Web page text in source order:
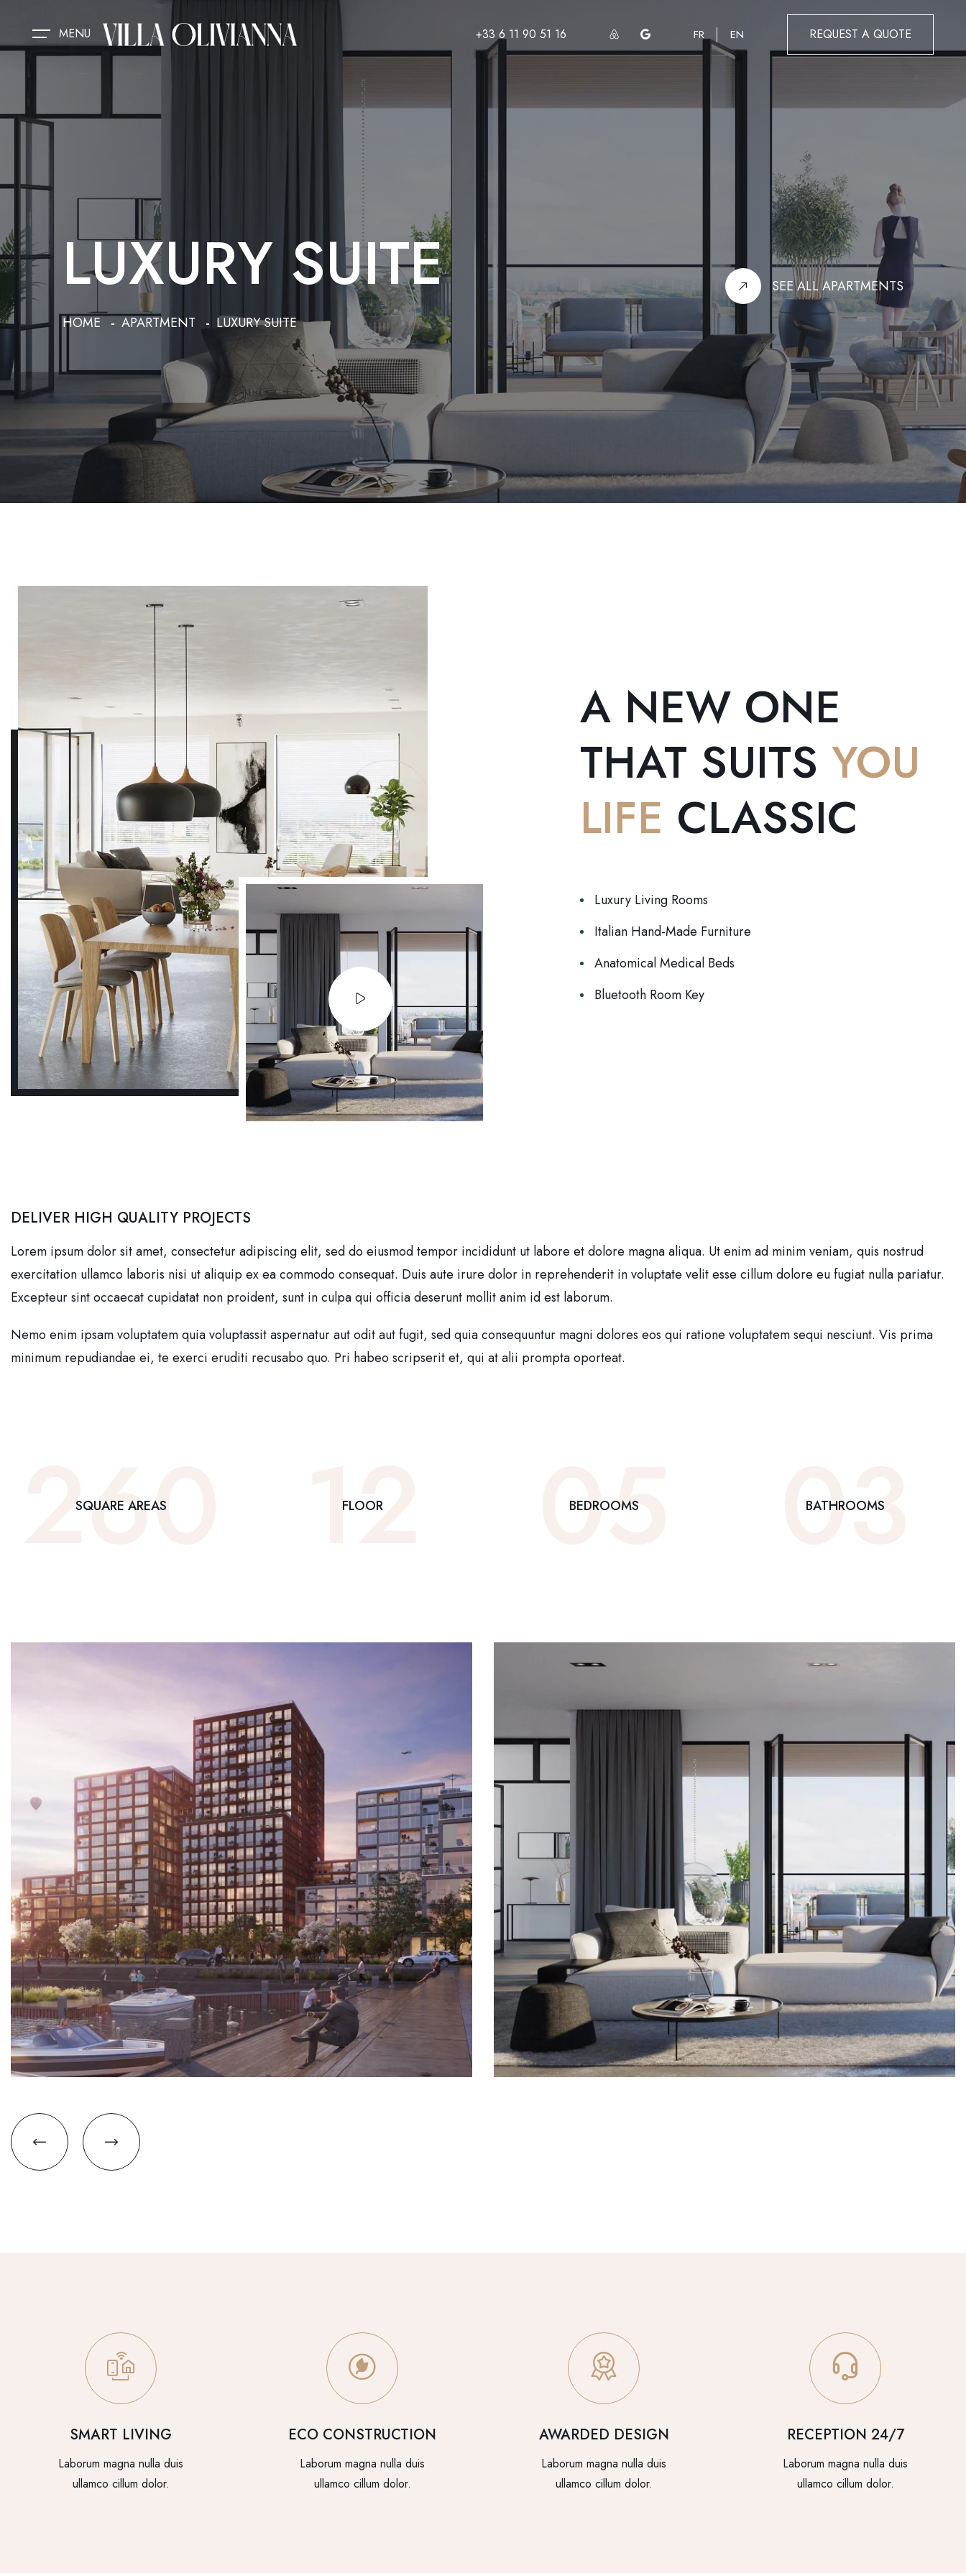
MENU +33 6 11 90 51 16 FR EN REQUEST A QUOTE
LUXURY SUITE
HOME APARTMENT LUXURY SUITE
SEE ALL APARTMENTS
A NEW ONE
THAT SUITS YOU
LIFE CLASSIC
Luxury Living Rooms
Italian Hand-Made Furniture
Anatomical Medical Beds
Bluetooth Room Key
DELIVER HIGH QUALITY PROJECTS
Lorem ipsum dolor sit amet, consectetur adipiscing elit, sed do eiusmod tempor incididunt ut labore et dolore magna aliqua. Ut enim ad minim veniam, quis nostrud
exercitation ullamco laboris nisi ut aliquip ex ea commodo consequat. Duis aute irure dolor in reprehenderit in voluptate velit esse cillum dolore eu fugiat nulla pariatur.
Excepteur sint occaecat cupidatat non proident, sunt in culpa qui officia deserunt mollit anim id est laborum.
Nemo enim ipsam voluptatem quia voluptassit aspernatur aut odit aut fugit, sed quia consequuntur magni dolores eos qui ratione voluptatem sequi nesciunt. Vis prima
minimum repudiandae ei, te exerci eruditi recusabo quo. Pri habeo scripserit et, qui at alii prompta oporteat.
260
SQUARE AREAS 12
FLOOR 05
BEDROOMS 03
BATHROOMS
SMART LIVING
Laborum magna nulla duis
ullamco cillum dolor.
ECO CONSTRUCTION
Laborum magna nulla duis
ullamco cillum dolor.
AWARDED DESIGN
Laborum magna nulla duis
ullamco cillum dolor.
RECEPTION 24/7
Laborum magna nulla duis
ullamco cillum dolor.